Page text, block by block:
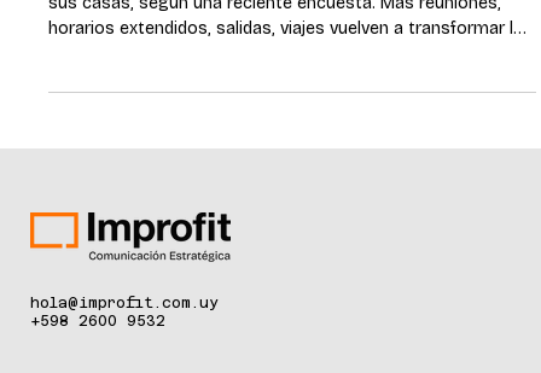
Casi 8 de cada 10 uruguayos piensa ver los partidos desde
junio de 2026. — El Mundial modifica rutinas, horarios y
experiencia cot